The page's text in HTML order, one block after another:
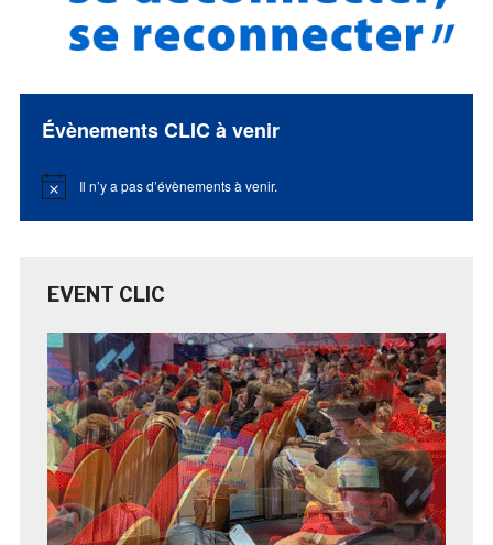
Évènements CLIC à venir
Notice Il n’y a pas d’évènements à venir.
EVENT CLIC